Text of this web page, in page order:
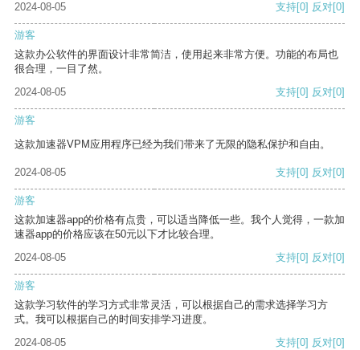
2024-08-05
支持[0] 反对[0]
游客
这款办公软件的界面设计非常简洁，使用起来非常方便。功能的布局也
很合理，一目了然。
2024-08-05
支持[0] 反对[0]
游客
这款加速器VPM应用程序已经为我们带来了无限的隐私保护和自由。
2024-08-05 支持[0] 反对[0]
游客
这款加速器app的价格有点贵，可以适当降低一些。我个人觉得，一款加
速器app的价格应该在50元以下才比较合理。
2024-08-05
支持[0] 反对[0]
游客
这款学习软件的学习方式非常灵活，可以根据自己的需求选择学习方
式。我可以根据自己的时间安排学习进度。
2024-08-05
支持[0] 反对[0]